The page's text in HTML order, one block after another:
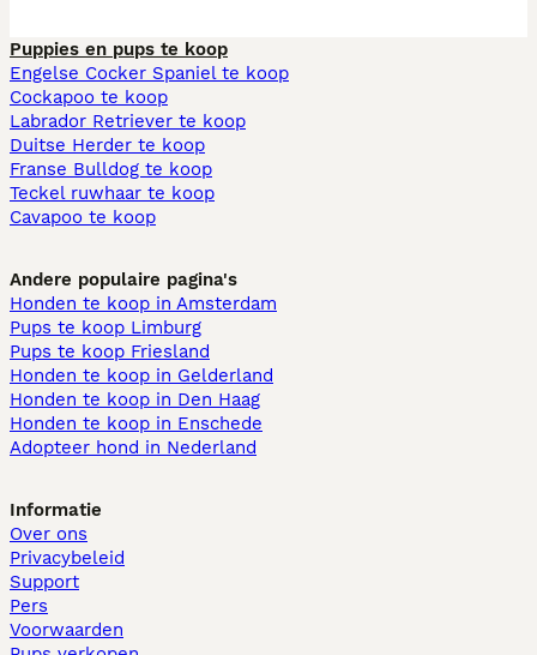
Puppies en pups te koop
Engelse Cocker Spaniel te koop
Cockapoo te koop
Labrador Retriever te koop
Duitse Herder te koop
Franse Bulldog te koop
Teckel ruwhaar te koop
Cavapoo te koop
Andere populaire pagina's
Honden te koop in Amsterdam
Pups te koop Limburg​
Pups te koop Friesland​
Honden te koop in Gelderland
Honden te koop in Den Haag
Honden te koop in Enschede
Adopteer hond in Nederland
Informatie
Over ons
Privacybeleid
Support
Pers
Voorwaarden